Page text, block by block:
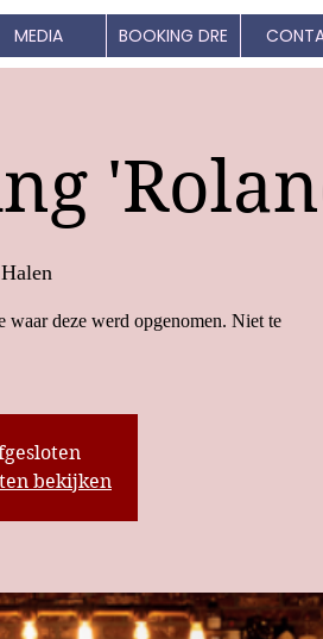
MEDIA BOOKING DRE
Halen
deze werd opgenomen. Niet te
bekijken